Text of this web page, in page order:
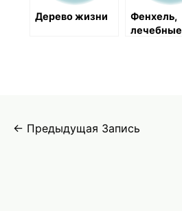
Дерево жизни
Фенхель,
лечебные
Навигация
← Предыдущая Запись